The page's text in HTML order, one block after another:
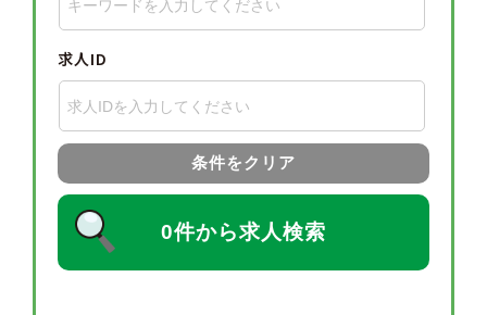
求人ID
条件をクリア
0件から求人検索